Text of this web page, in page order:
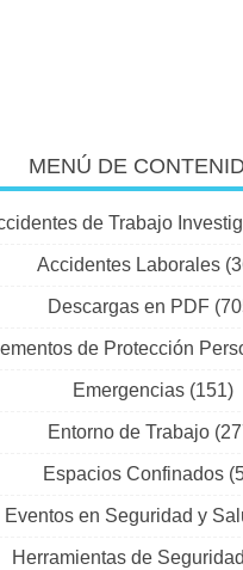
MENÚ DE
de Trabajo
Accidentes Laborales
Descargas en PDF
de Protección
Emergencias(151)
Entorno de Trabajo
Espacios Confinados
Eventos en Seguridad y
Herramientas de Seguridad